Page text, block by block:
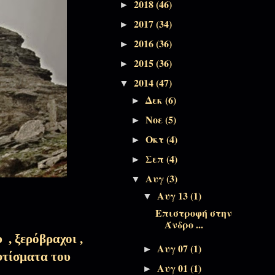
Αποσπάσματα Εκπομπών
Αποσπάσματα Εκπομπών, Πάσχα-
Πεντηκοστάριο
Αποσπάσματα Εκπομπών, Πάσχα-
Πεντηκοστάριο
Αποσπάσματα Εκπομπών, Πάσχα-
Πεντηκοστάριο
ξερόβραχοι ,
του
► 2018(46)
► 2017(34)
► 2016(36)
► 2015(36)
▼ 2014(47)
►Δεκ(6)
►Νοε(5)
►Οκτ(4)
►Σεπ(4)
▼ Αυγ(3)
▼ Αυγ 13(1)
Επιστροφή στην
Άνδρο ...
► Αυγ 07(1)
► Αυγ 01(1)